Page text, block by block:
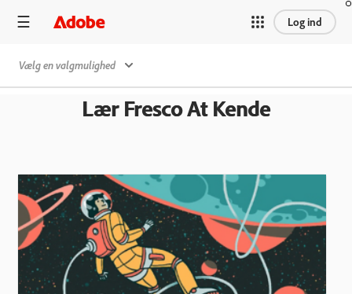
Log ind
Vælg en valgmulighed
Lær Fresco At Kende